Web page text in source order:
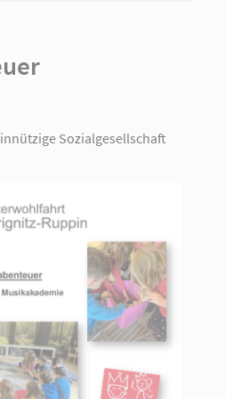
Sozialgesellschaft